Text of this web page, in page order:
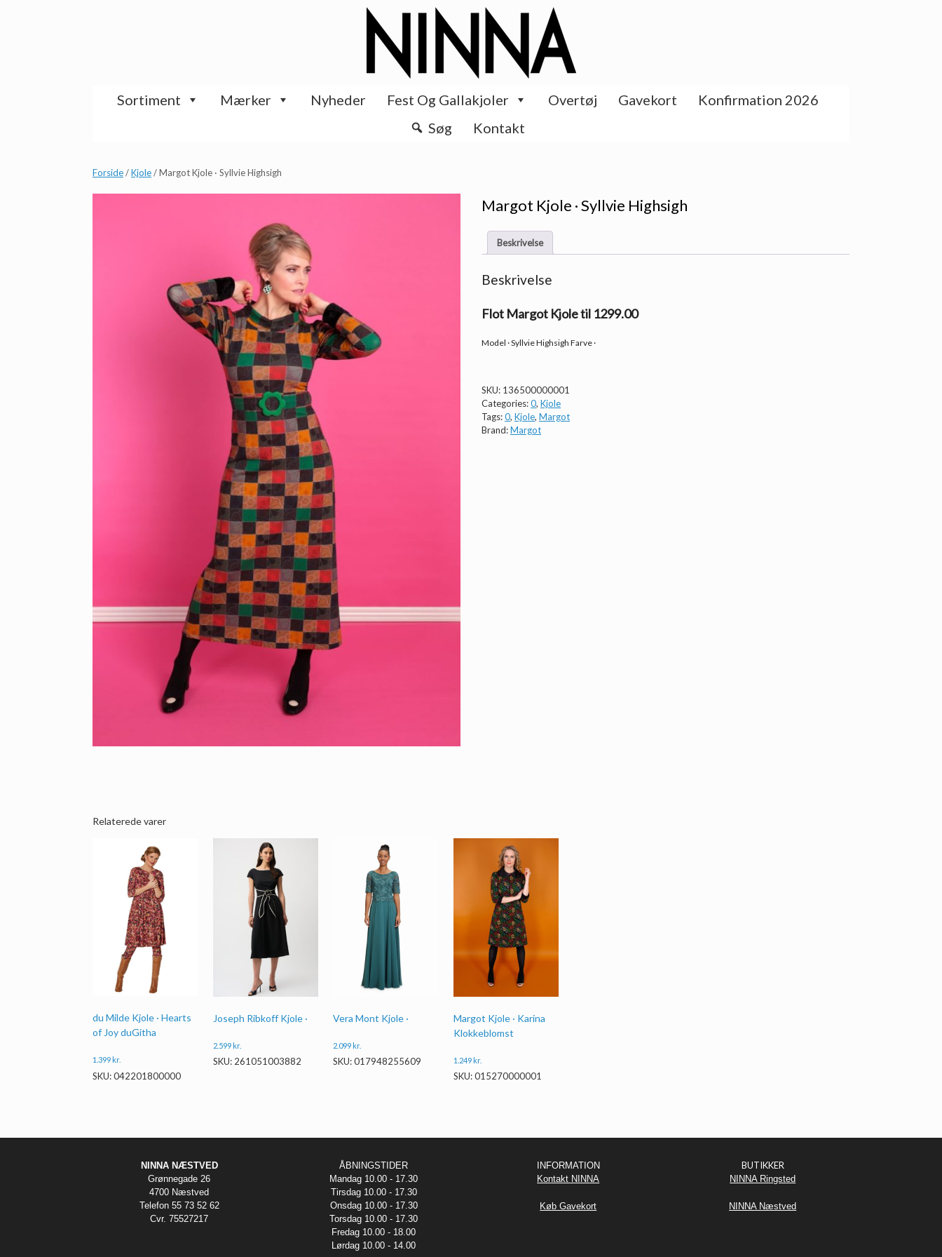
Sortiment Mærker Nyheder Fest Og Gallakjoler Overtøj Gavekort
Konfirmation 2026
Søg
Kontakt
Forside/Kjole/ Margot Kjole · Syllvie Highsigh
Margot Kjole · Syllvie Highsigh
Beskrivelse
Beskrivelse
Flot Margot Kjole til 1299.00
Model · Syllvie Highsigh Farve ·
SKU: 136500000001
Categories:0, Kjole
Tags:0, Kjole, Margot
Brand:Margot
Relaterede varer
du Milde Kjole · Hearts
of Joy duGitha
1.399 kr.
SKU: 042201800000
Joseph Ribkoff Kjole ·
2.599kr.
SKU: 261051003882
Vera Mont Kjole ·
2.099kr.
SKU: 017948255609
Margot Kjole · Karina
Klokkeblomst
1.249kr.
SKU: 015270000001
NINNA NÆSTVED
Grønnegade 26
4700 Næstved
Telefon 55 73 52 62
Cvr. 75527217
ÅBNINGSTIDER
Mandag 10.00 - 17.30
Tirsdag 10.00 - 17.30
Onsdag 10.00 - 17.30
Torsdag 10.00 - 17.30
Fredag 10.00 - 18.00
Lørdag 10.00 - 14.00
INFORMATION
Kontakt NINNA
Køb Gavekort
BUTIKKER
NINNA Ringsted
NINNA Næstved